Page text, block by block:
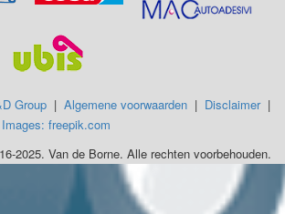
Group | Algemene voorwaarden | Disclaimer|
Images: freepik.com
2025. Van de Borne. Alle rechten voorbehouden.